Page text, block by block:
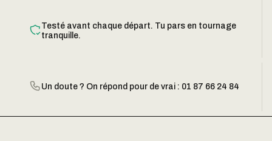
Testé avant chaque départ. Tu pars en tournage
tranquille.
Un doute ? On répond pour de vrai : 01 87 66 24 84